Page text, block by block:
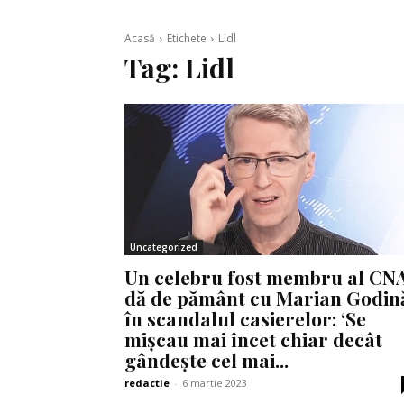
Acasă Etichete Lidl
Tag: Lidl
Uncategorized
Un celebru fost membru al
dă de pământ cu Marian
în scandalul casierelor: ‘Se
mișcau mai încet chiar decât
gândește cel mai...
redactie - 6 martie 2023